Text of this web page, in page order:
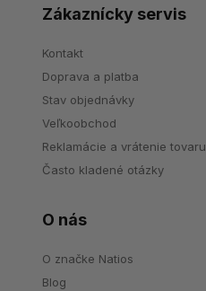
Zákaznícky servis
Kontakt
Doprava a platba
Stav objednávky
Veľkoobchod
Reklamácie a vrátenie tovaru
Často kladené otázky
O nás
O značke Natios
Blog